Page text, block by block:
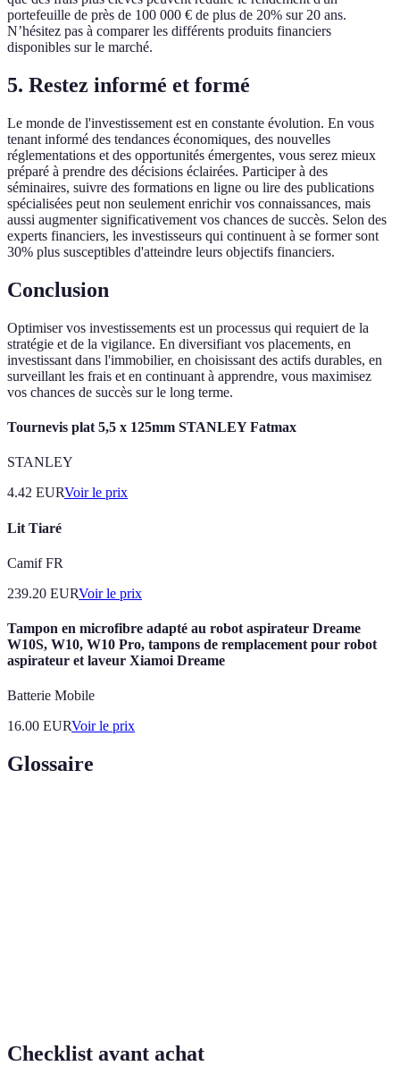
portefeuille de près de 100 000 € de plus de 20% sur 20 ans.
N’hésitez pas à comparer les différents produits financiers
disponibles sur le marché.
5. Restez informé et formé
Le monde de l'investissement est en constante évolution. En vous
tenant informé des tendances économiques, des nouvelles
réglementations et des opportunités émergentes, vous serez mieux
préparé à prendre des décisions éclairées. Participer à des
séminaires, suivre des formations en ligne ou lire des publications
spécialisées peut non seulement enrichir vos connaissances, mais
aussi augmenter significativement vos chances de succès. Selon des
experts financiers, les investisseurs qui continuent à se former sont
30% plus susceptibles d'atteindre leurs objectifs financiers.
Conclusion
Optimiser vos investissements est un processus qui requiert de la
stratégie et de la vigilance. En diversifiant vos placements, en
investissant dans l'immobilier, en choisissant des actifs durables, en
surveillant les frais et en continuant à apprendre, vous maximisez
vos chances de succès sur le long terme.
Tournevis plat 5,5 x 125mm STANLEY Fatmax
STANLEY
4.42 EURVoir le prix
Lit Tiaré
Camif FR
239.20 EURVoir le prix
Tampon en microfibre adapté au robot aspirateur Dreame
W10S, W10, W10 Pro, tampons de remplacement pour robot
aspirateur et laveur Xiamoi Dreame
Batterie Mobile
16.00 EURVoir le prix
Glossaire
Checklist avant achat